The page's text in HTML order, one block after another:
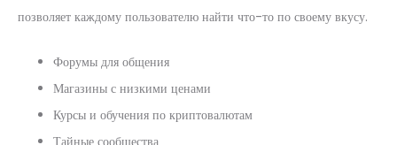
позволяет каждому пользователю найти что-то по своему вкусу.
Форумы для общения
Магазины с низкими ценами
Курсы и обучения по криптовалютам
Тайные сообщества